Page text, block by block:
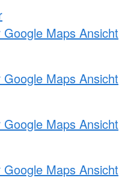
Google Maps Ansicht
Google Maps Ansicht
Google Maps Ansicht
Google Maps Ansicht